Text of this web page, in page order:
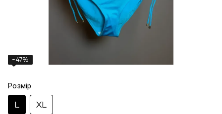
−47%
Розмір
L XL